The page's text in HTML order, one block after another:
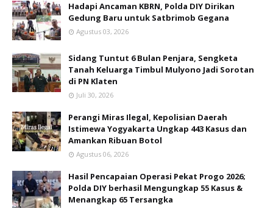
Hadapi Ancaman KBRN, Polda DIY Dirikan
Gedung Baru untuk Satbrimob Gegana
Agustus 03, 2026
Sidang Tuntut 6 Bulan Penjara, Sengketa
Tanah Keluarga Timbul Mulyono Jadi Sorotan
di PN Klaten
Juli 30, 2026
Perangi Miras Ilegal, Kepolisian Daerah
Istimewa Yogyakarta Ungkap 443 Kasus dan
Amankan Ribuan Botol
Agustus 06, 2026
Hasil Pencapaian Operasi Pekat Progo 2026;
Polda DIY berhasil Mengungkap 55 Kasus &
Menangkap 65 Tersangka